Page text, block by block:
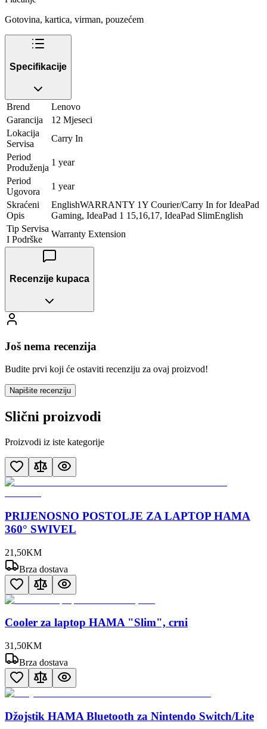
Gotovina, kartica, virman, pouzećem
Specifikacije
Brend
Lenovo
Garancija
12 Mjeseci
Lokacija
Servisa
Carry In
Period
Produženja
1 year
Period
Ugovora
1 year
Skraćeni
Opis
EnglishWARRANTY 1Y Courier/Carry In for IdeaPad
Gaming, IdeaPad 1 15,16,17, IdeaPad SlimEnglish
Tip Servisa
I Podrške
Warranty Extension
Recenzije kupaca
Još nema recenzija
Budite prvi koji će ostaviti recenziju za ovaj proizvod!
Napišite recenziju
Slični proizvodi
Proizvodi iz iste kategorije
PRIJENOSNO POSTOLJE ZA LAPTOP HAMA
360° SWIVEL
21 ,50KM
Brza dostava
Cooler za laptop HAMA "Slim", crni
31 ,50KM
Brza dostava
Džojstik HAMA Bluetooth za Nintendo Switch/Lite